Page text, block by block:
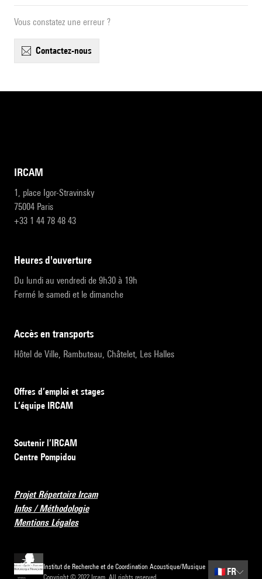
Vous constatez une erreur ?
contactez-nous
IRCAM
1, place Igor-Stravinsky
75004 Paris
+33 1 44 78 48 43
heures d'ouverture
Du lundi au vendredi de 9h30 à 19h
Fermé le samedi et le dimanche
accès en transports
Hôtel de Ville, Rambuteau, Châtelet, Les Halles
Offres d’emploi et stages
L’équipe IRCAM
Soutenir l’IRCAM
Centre Pompidou
Projet Répertoire Ircam
Infos / Méthodologie
Mentions Légales
Institut de Recherche et de Coordination Acoustique/Musique
Copyright © 2022 Ircam. All rights reserved.
🇫🇷 FR